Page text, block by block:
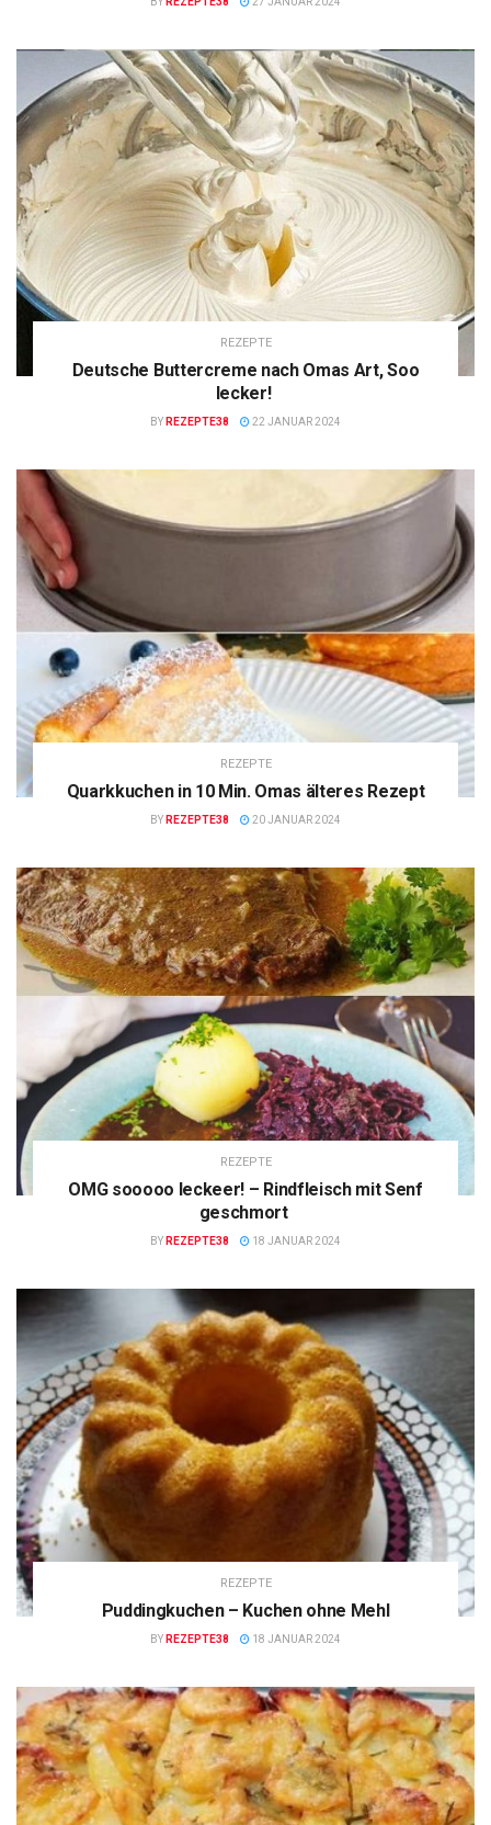
REZEPTE
Deutsche Buttercreme nach Omas Art, Soo
lecker!
BY REZEPTE38 22 JANUAR 2024
REZEPTE
Quarkkuchen in 10 Min. Omas älteres Rezept
BY REZEPTE38 20 JANUAR 2024
REZEPTE
OMG sooooo leckeer! – Rindfleisch mit Senf
geschmort
BY REZEPTE38 18 JANUAR 2024
REZEPTE
Puddingkuchen – Kuchen ohne Mehl
BY REZEPTE38 18 JANUAR 2024